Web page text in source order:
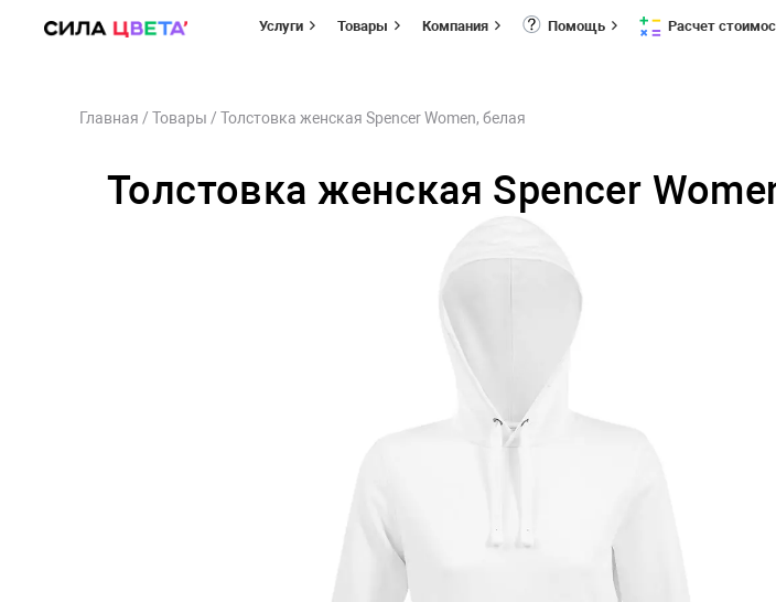
Услуги Товары Компания Помощь Расчет
Главная / Товары / Толстовка женская Spencer Women, белая
Толстовка женская Spencer